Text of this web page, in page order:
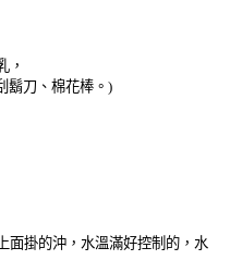
，
鬍刀、棉花棒。)
面掛的沖，水溫滿好控制的，水